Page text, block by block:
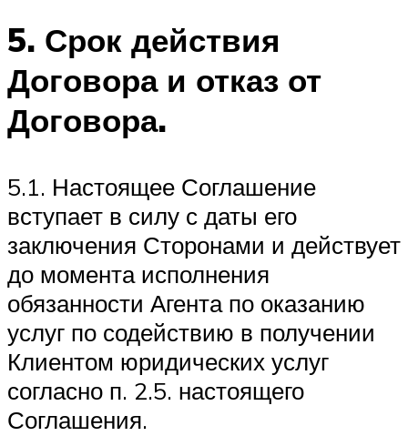
5. Срок действия
Договора и отказ от
Договора.
5.1. Настоящее Соглашение
вступает в силу с даты его
заключения Сторонами и действует
до момента исполнения
обязанности Агента по оказанию
услуг по содействию в получении
Клиентом юридических услуг
согласно п. 2.5. настоящего
Соглашения.